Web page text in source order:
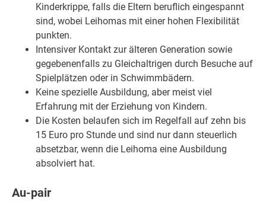
Kinderkrippe, falls die Eltern beruflich eingespannt
sind, wobei Leihomas mit einer hohen Flexibilität
punkten.
Intensiver Kontakt zur älteren Generation sowie
gegebenenfalls zu Gleichaltrigen durch Besuche auf
Spielplätzen oder in Schwimmbädern.
Keine spezielle Ausbildung, aber meist viel
Erfahrung mit der Erziehung von Kindern.
Die Kosten belaufen sich im Regelfall auf zehn bis
15 Euro pro Stunde und sind nur dann steuerlich
absetzbar, wenn die Leihoma eine Ausbildung
absolviert hat.
Au-pair